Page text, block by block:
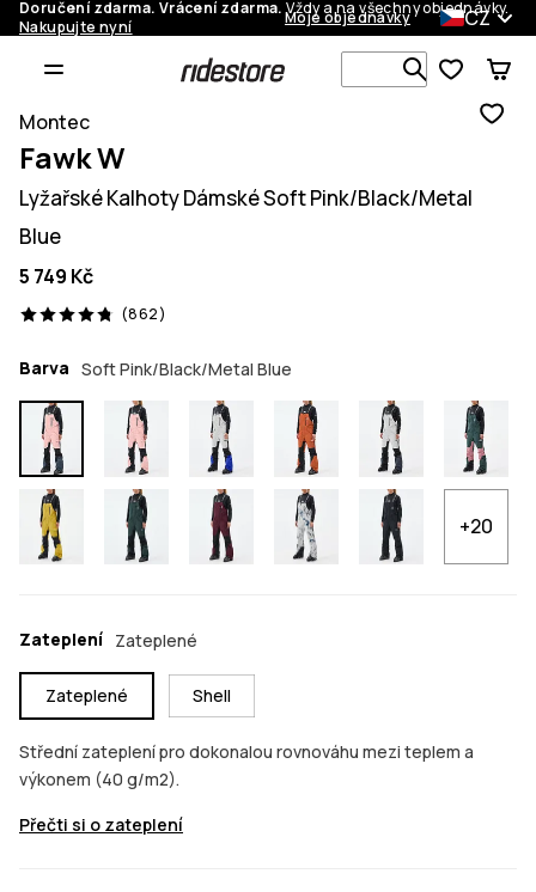
Doručení zdarma. Vrácení zdarma.Vždy a na všechny objednávky.
Nakupujte nyní
Moje objednávky CZ
Vyhledávej
Montec
Fawk W
Lyžařské Kalhoty Dámské Soft Pink/Black/Metal
Blue
5 749 Kč
(862)
862 recenze, 4.8/5
Barva Soft Pink/Black/Metal Blue
+20
Zateplení Zateplené
Zateplené Shell
Střední zateplení pro dokonalou rovnováhu mezi teplem a
výkonem (40 g/m2).
Přečti si o zateplení